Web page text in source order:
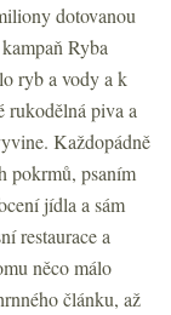
dotovanou
Ryba
ryb a vody a k
rukodělná piva a
Každopádně
pokrmů, psaním
jídla a sám
restaurace a
něco málo
článku, až